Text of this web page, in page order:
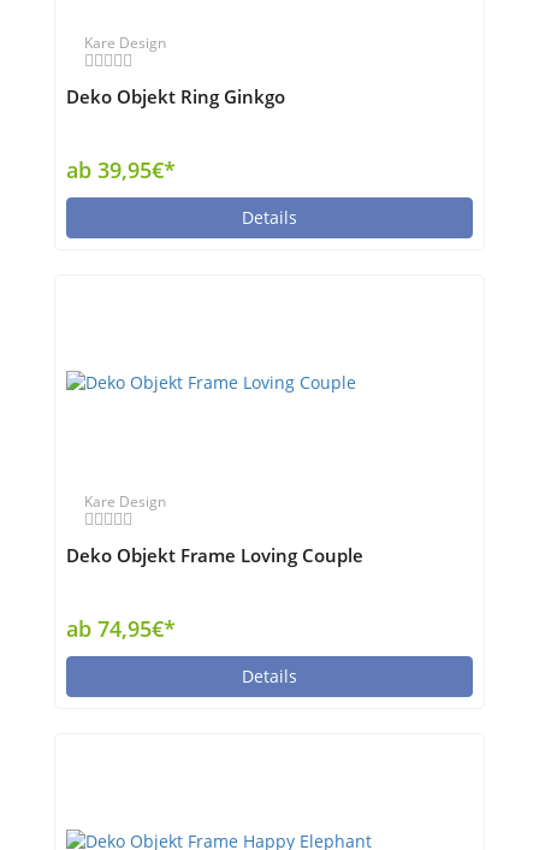
Kare Design
Deko Objekt Ring Ginkgo
ab 39,95€*
Details
Kare Design
Deko Objekt Frame Loving Couple
ab 74,95€*
Details